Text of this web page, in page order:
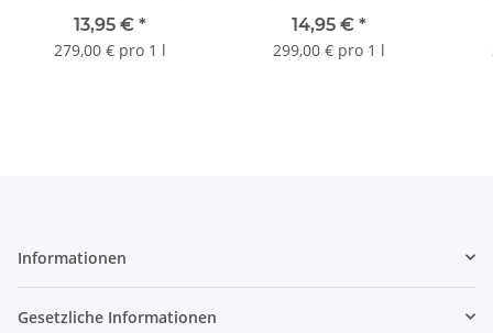
ml
13,95 € *
279,00 € pro 1 l
14,95 € *
299,00 € pro 1 l
Informationen
Gesetzliche Informationen